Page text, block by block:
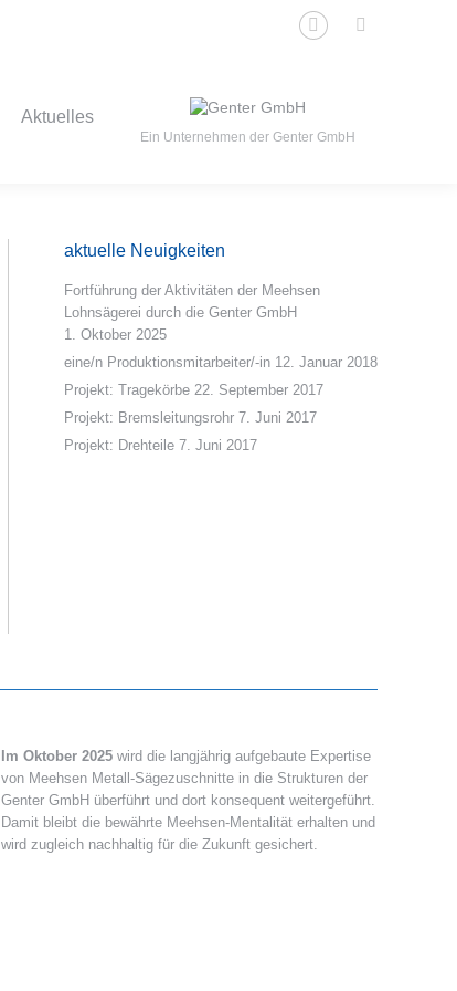
E-
Aktuelles
Ein Unternehmen der Genter GmbH
aktuelle Neuigkeiten
Fortführung der Aktivitäten der Meehsen
Lohnsägerei durch die Genter GmbH
1. Oktober 2025
eine/n Produktionsmitarbeiter/-in 12. Januar 2018
Projekt: Tragekörbe 22. September 2017
Projekt: Bremsleitungsrohr 7. Juni 2017
Projekt: Drehteile 7. Juni 2017
Im Oktober 2025wird die langjährig aufgebaute Expertise
von Meehsen Metall-Sägezuschnitte in die Strukturen der
Genter GmbH überführt und dort konsequent weitergeführt.
Damit bleibt die bewährte Meehsen-Mentalität erhalten und
wird zugleich nachhaltig für die Zukunft gesichert.